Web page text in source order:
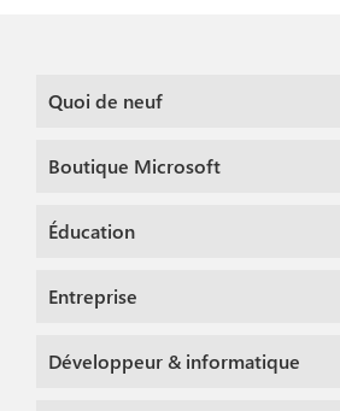
Quoi de neuf
Boutique Microsoft
Éducation
Entreprise
Développeur & informatique